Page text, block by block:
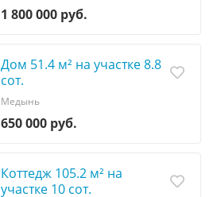
1 800 000 руб.
Дом 51.4 м² на участке 8.8
сот.
650 000 руб.
Медынь
Коттедж 105.2 м² на
участке 10 сот.